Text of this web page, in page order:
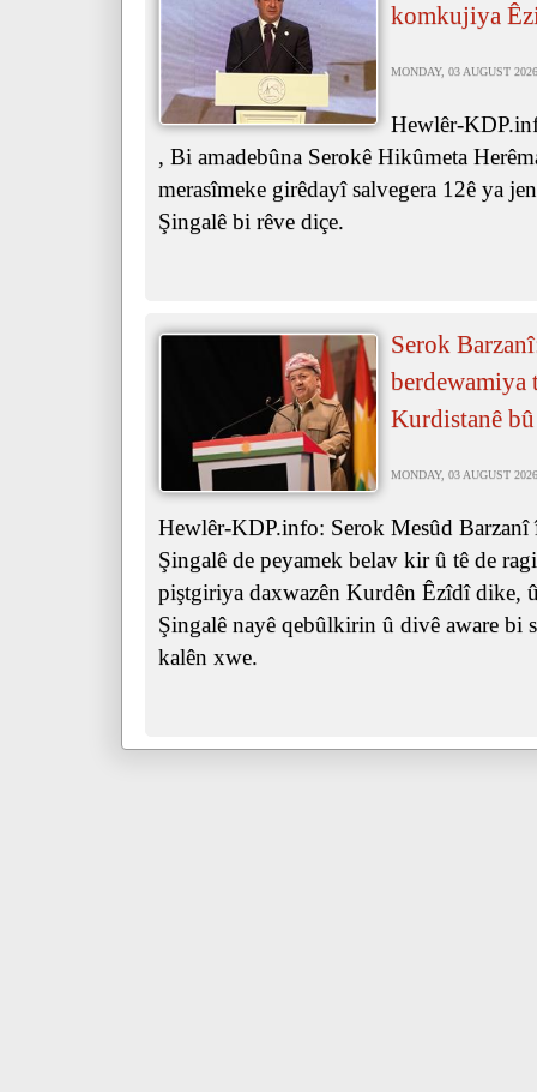
komkujiya
MONDAY, 03 AUGUST
Hewlêr-
, Bi amadebûna Serokê Hikûmeta
merasîmeke girêdayî salvegera 12ê ya
Şingalê bi rêve diçe.
Serok
berdewamiya
Kurdistanê bû
MONDAY, 03 AUGUST
Hewlêr-KDP.info: Serok Mesûd Barzanî
Şingalê de peyamek belav kir û tê de
piştgiriya daxwazên Kurdên Êzîdî dike,
Şingalê nayê qebûlkirin û divê aware bi
kalên xwe.